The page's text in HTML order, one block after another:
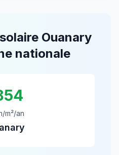
Ouanary
nationale
m²/an